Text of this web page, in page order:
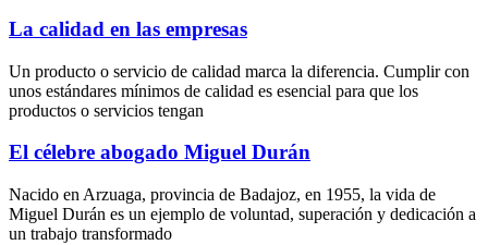
La calidad en las empresas
Un producto o servicio de calidad marca la diferencia. Cumplir con
unos estándares mínimos de calidad es esencial para que los
productos o servicios tengan
El célebre abogado Miguel Durán
Nacido en Arzuaga, provincia de Badajoz, en 1955, la vida de
Miguel Durán es un ejemplo de voluntad, superación y dedicación a
un trabajo transformado